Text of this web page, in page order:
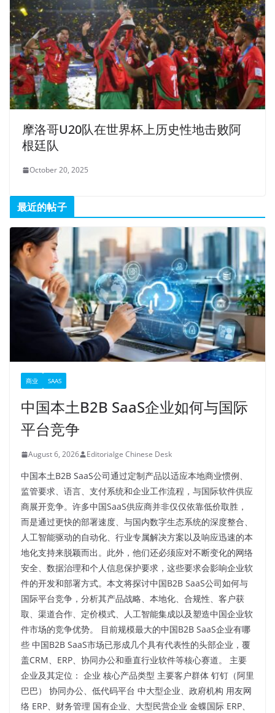
摩洛哥U20队在世界杯上历史性地击败阿
根廷队
October 20, 2025
最近的帖子
商业 SAAS
中国本土B2B SaaS企业如何与国际
平台竞争
August 6, 2026 Editorialge Chinese Desk
中国本土B2B SaaS公司通过定制产品以适应本地商业惯例、
监管要求、语言、支付系统和企业工作流程，与国际软件供应
商展开竞争。许多中国SaaS供应商并非仅仅依靠低价取胜，
而是通过更快的部署速度、与国内数字生态系统的深度整合、
人工智能驱动的自动化、行业专属解决方案以及响应迅速的本
地化支持来脱颖而出。此外，他们还必须应对不断变化的网络
安全、数据治理和个人信息保护要求，这些要求会影响企业软
件的开发和部署方式。本文将探讨中国B2B SaaS公司如何与
国际平台竞争，分析其产品战略、本地化、合规性、客户获
取、渠道合作、定价模式、人工智能集成以及塑造中国企业软
件市场的竞争优势。 目前规模最大的中国B2B SaaS企业有哪
些 中国B2B SaaS市场已形成几个具有代表性的头部企业，覆
盖CRM、ERP、协同办公和垂直行业软件等核心赛道。 主要
企业及其定位： 企业 核心产品类型 主要客户群体 钉钉（阿里
巴巴） 协同办公、低代码平台 中大型企业、政府机构 用友网
络 ERP、财务管理 国有企业、大型民营企业 金蝶国际 ERP、